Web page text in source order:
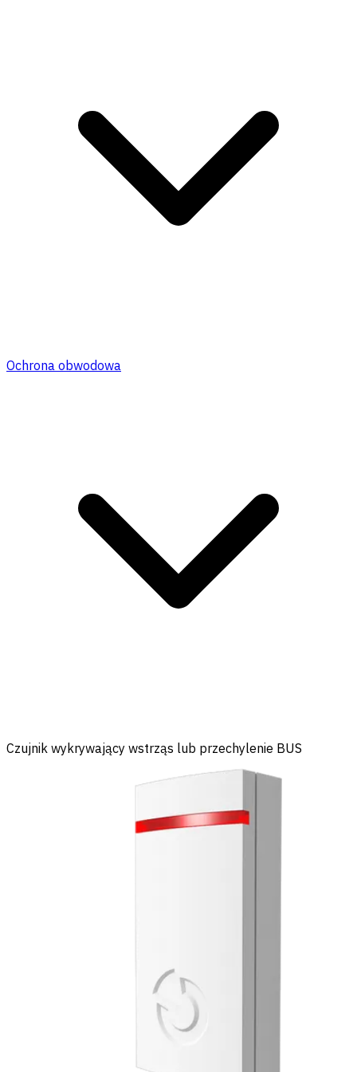
Ochrona obwodowa
Czujnik wykrywający wstrząs lub przechylenie BUS